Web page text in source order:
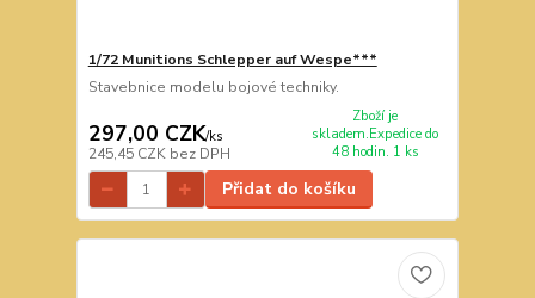
1/72 Munitions Schlepper auf Wespe***
Stavebnice modelu bojové techniky.
297,00 CZK/ks
245,45 CZK bez DPH
Zboží je
skladem.Expedice do
48 hodin. 1 ks
Přidat do košíku